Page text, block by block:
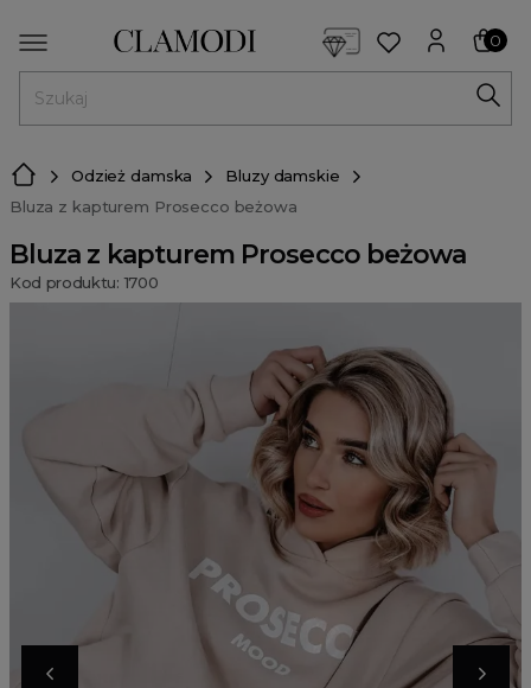
0
Odzież damska
Bluzy damskie
Bluza z kapturem Prosecco beżowa
Bluza z kapturem Prosecco beżowa
Kod produktu: 1700